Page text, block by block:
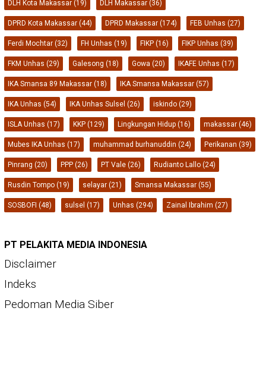
DLH Kota Makassar (19) DLH Makassar (36)
DPRD Kota Makassar (44) DPRD Makassar (174) FEB Unhas (27)
Ferdi Mochtar (32) FH Unhas (19) FIKP (16) FIKP Unhas (39)
FKM Unhas (29) Galesong (18) Gowa (20) IKAFE Unhas (17)
IKA Smansa 89 Makassar (18) IKA Smansa Makassar (57)
IKA Unhas (54) IKA Unhas Sulsel (26) iskindo (29)
ISLA Unhas (17) KKP (129) Lingkungan Hidup (16) makassar (46)
Mubes IKA Unhas (17) muhammad burhanuddin (24) Perikanan (39)
Pinrang (20) PPP (26) PT Vale (26) Rudianto Lallo (24)
Rusdin Tompo (19) selayar (21) Smansa Makassar (55)
SOSBOFI (48) sulsel (17) Unhas (294) Zainal Ibrahim (27)
PT PELAKITA MEDIA INDONESIA
Disclaimer
Indeks
Pedoman Media Siber